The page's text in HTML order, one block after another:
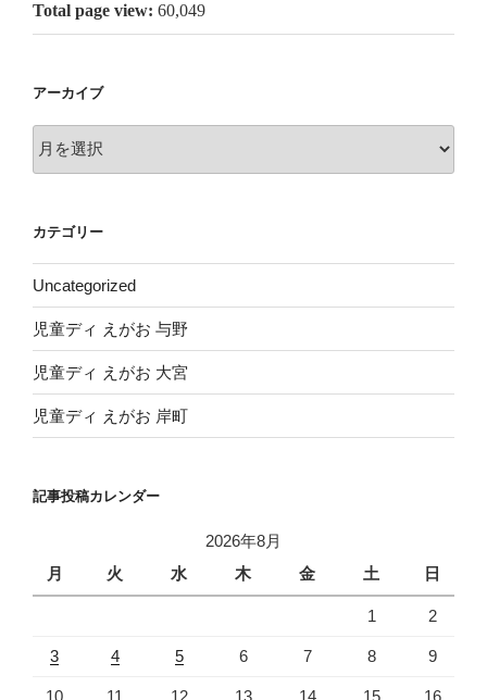
Total page view: 60,049
アーカイブ
ー
ブ
カテゴリー
Uncategorized
児童ディ えがお 与野
児童ディ えがお 大宮
児童ディ えがお 岸町
記事投稿カレンダー
2026年8月
月
火 水 木 金 土 日
1 2
3 4 5 6 7 8 9
10 11 12 13 14 15 16